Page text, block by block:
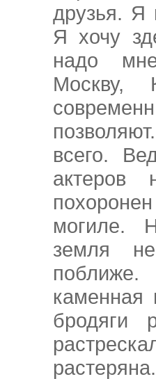
друзья. Я
Я хочу
надо
всего.
актеров
могиле.
земля
каменная
бродяги